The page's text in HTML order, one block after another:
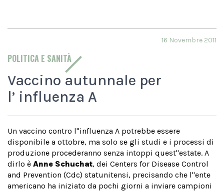
POLITICA E SANITÀ
16 Novembre 2011
Vaccino autunnale per
l’ influenza A
Un vaccino contro l''influenza A potrebbe essere
disponibile a ottobre, ma solo se gli studi e i processi di
produzione procederanno senza intoppi quest''estate. A
dirlo è Anne Schuchat, dei Centers for Disease Control
and Prevention (Cdc) statunitensi, precisando che l''ente
americano ha iniziato da pochi giorni a inviare campioni